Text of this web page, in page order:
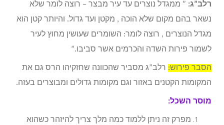
רלב”ג: ” ממגדל נוצרים עד עיר מבצר – רוצה לומר שלא
נשאר בהם מקום שלא הוכה , מקטן ועד גדול. והיותר קטן הוא
מגדל הנוצרים , רוצה לומר: השומרים שעושין מחוץ לעיר
לשמור פירות השדה והכרמים אשר סביבו.”
הסבר פירוש: רלב”ג מסביר שהכוונה שחזקיהו הרס גם את
המקומות הקטנים באזור וגם מקומות גדולים ומבוצרים בעזה.
מוסר השכל:
מפרק זה ניתן ללמוד כמה מלך צריך להיזהר כשהוא